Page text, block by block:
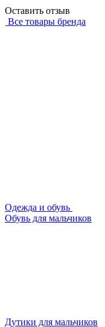
Оставить отзыв
Все товары бренда
Одежда и обувь
Обувь для мальчиков
Дутики для мальчиков